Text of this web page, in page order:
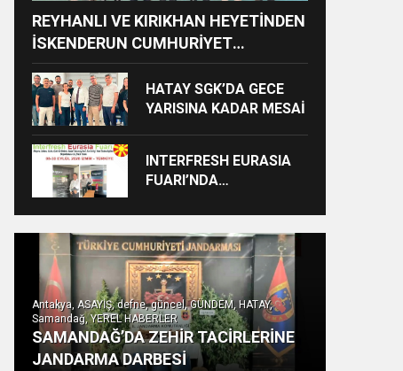
REYHANLI VE KIRIKHAN HEYETİNDEN
İSKENDERUN CUMHURİYET
BAŞSAVCILIĞINA ZİYARET
HATAY SGK’DA GECE
YARISINA KADAR MESAİ
INTERFRESH EURASIA
FUARI’NDA
BİRLİKLERİ İÇİN GERİ
SAYIM BAŞLADI
Antakya, ASAYİŞ, defne, güncel, GÜNDEM, HATAY,
Samandağ, YEREL HABERLER
SAMANDAĞ’DA ZEHİR TACİRLERİNE
JANDARMA DARBESİ